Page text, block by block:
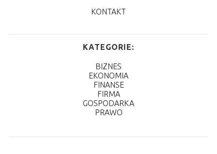
KONTAKT
KATEGORIE:
BIZNES
EKONOMIA
FINANSE
FIRMA
GOSPODARKA
PRAWO